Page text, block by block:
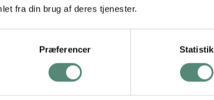
fra din brug af deres tjenester.
Præferencer Statistik
HOEI 200 MASSIV EG 50X70 PS glas